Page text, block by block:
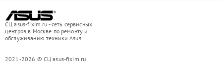
СЦ asus-fixim.ru - сеть сервисных
центров в Москве по ремонту и
обслуживанию техники Asus
2021-2026 © СЦ asus-fixim.ru